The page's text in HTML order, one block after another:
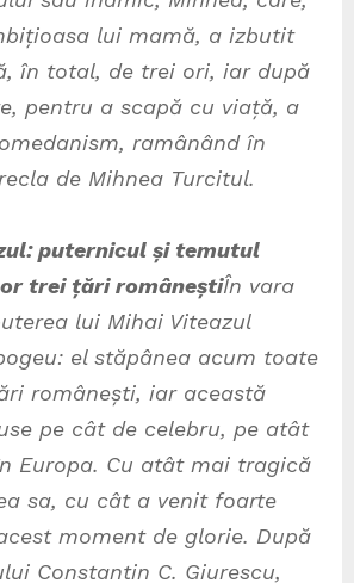
lui mamă, a izbutit
în total, de trei ori, iar după
pentru a scapă cu viață, a
ramânând în
de Mihnea Turcitul.
puternicul și temutul
trei țări româneștiÎn vara
lui Mihai Viteazul
el stăpânea acum toate
românești, iar această
pe cât de celebru, pe atât
Europa. Cu atât mai tragică
sa, cu cât a venit foarte
moment de glorie. După
Constantin C. Giurescu,